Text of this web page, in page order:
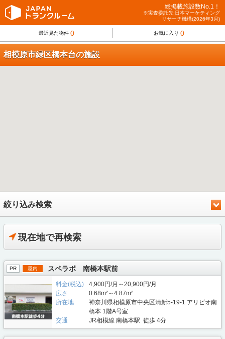
総掲載施設数No.1！
※実査委託先:日本マーケティング
リサーチ機構(2026年3月)
最近見た物件 0 お気に入り 0
相模原市緑区橋本台の施設
絞り込み検索
現在地で再検索
PR 屋内 スペラボ 南橋本駅前
料金(税込)
4,900円/月～20,900円/月
広さ
0.68m²～4.87m²
所在地
神奈川県相模原市中央区清新5-19-1 アリビオ南
橋本 1階A号室
交通
JR相模線 南橋本駅 徒歩 4分